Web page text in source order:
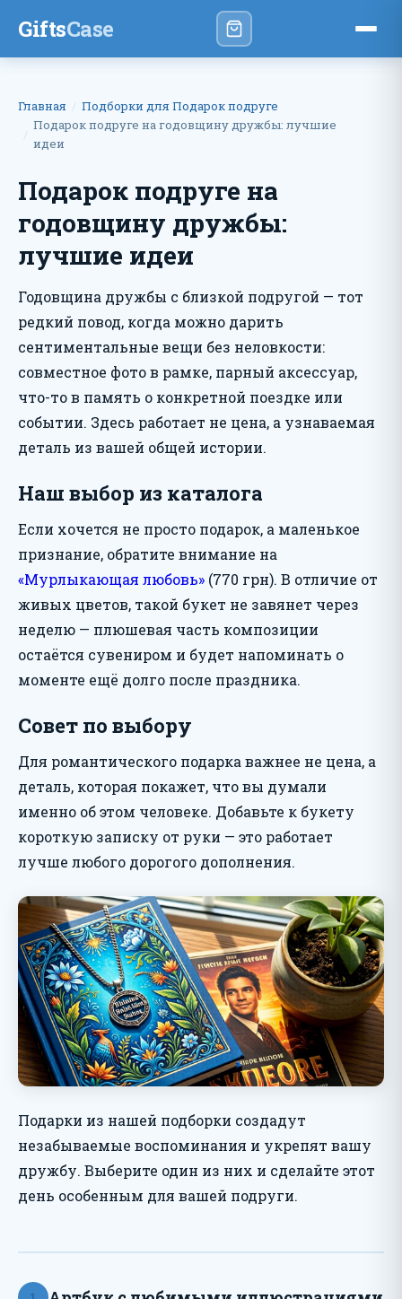
GiftsCase
Главная
Подборки для Подарок подруге
Подарок подруге на годовщину дружбы: лучшие
идеи
Подарок подруге на
годовщину дружбы:
лучшие идеи
Годовщина дружбы с близкой подругой — тот
редкий повод, когда можно дарить
сентиментальные вещи без неловкости:
совместное фото в рамке, парный аксессуар,
что-то в память о конкретной поездке или
событии. Здесь работает не цена, а узнаваемая
деталь из вашей общей истории.
Наш выбор из каталога
Если хочется не просто подарок, а маленькое
признание, обратите внимание на
«Мурлыкающая любовь» (770 грн). В отличие от
живых цветов, такой букет не завянет через
неделю — плюшевая часть композиции
остаётся сувениром и будет напоминать о
моменте ещё долго после праздника.
Совет по выбору
Для романтического подарка важнее не цена, а
деталь, которая покажет, что вы думали
именно об этом человеке. Добавьте к букету
короткую записку от руки — это работает
лучше любого дорогого дополнения.
Подарки из нашей подборки создадут
незабываемые воспоминания и укрепят вашу
дружбу. Выберите один из них и сделайте этот
день особенным для вашей подруги.